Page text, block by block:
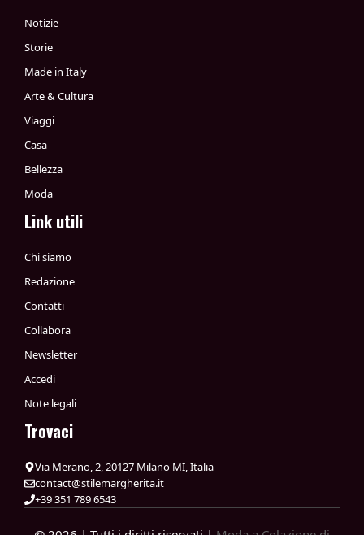
Notizie
Storie
Made in Italy
Arte & Cultura
Viaggi
Casa
Bellezza
Moda
Link utili
Chi siamo
Redazione
Contatti
Collabora
Newsletter
Accedi
Note legali
Trovaci
Via Merano, 2, 20127 Milano MI, Italia
contact@stilemargherita.it
+39 351 789 6543